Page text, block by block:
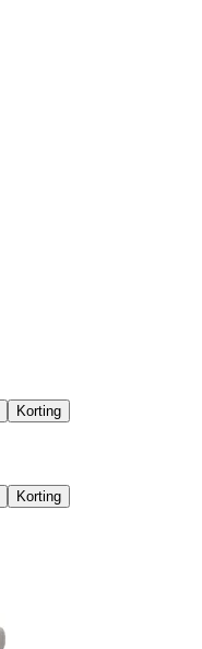
Korting
Korting